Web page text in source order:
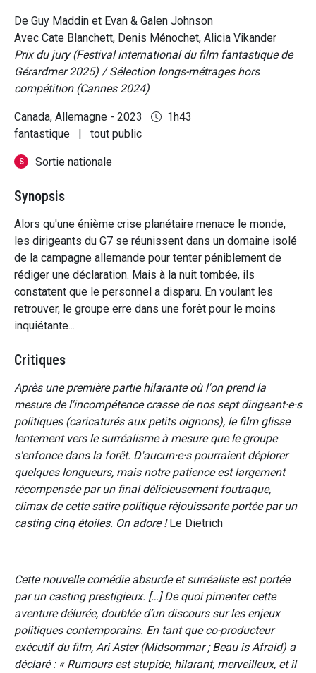
De Guy Maddin et Evan & Galen Johnson
Avec Cate Blanchett, Denis Ménochet, Alicia Vikander
Prix du jury (Festival international du film fantastique de
Gérardmer 2025) / Sélection longs-métrages hors
compétition (Cannes 2024)
Canada, Allemagne - 2023
1h43
fantastique
| tout public
S Sortie nationale
Synopsis
Alors qu'une énième crise planétaire menace le monde,
les dirigeants du G7 se réunissent dans un domaine isolé
de la campagne allemande pour tenter péniblement de
rédiger une déclaration. Mais à la nuit tombée, ils
constatent que le personnel a disparu. En voulant les
retrouver, le groupe erre dans une forêt pour le moins
inquiétante...
Critiques
Après une première partie hilarante où l'on prend la
mesure de l'incompétence crasse de nos sept dirigeant·e·s
politiques (caricaturés aux petits oignons), le film glisse
lentement vers le surréalisme à mesure que le groupe
s'enfonce dans la forêt. D'aucun·e·s pourraient déplorer
quelques longueurs, mais notre patience est largement
récompensée par un final délicieusement foutraque,
climax de cette satire politique réjouissante portée par un
casting cinq étoiles. On adore !Le Dietrich
Cette nouvelle comédie absurde et surréaliste est portée
par un casting prestigieux. […] De quoi pimenter cette
aventure délurée, doublée d’un discours sur les enjeux
politiques contemporains. En tant que co-producteur
exécutif du film, Ari Aster (Midsommar ; Beau is Afraid) a
déclaré : « Rumours est stupide, hilarant, merveilleux, et il